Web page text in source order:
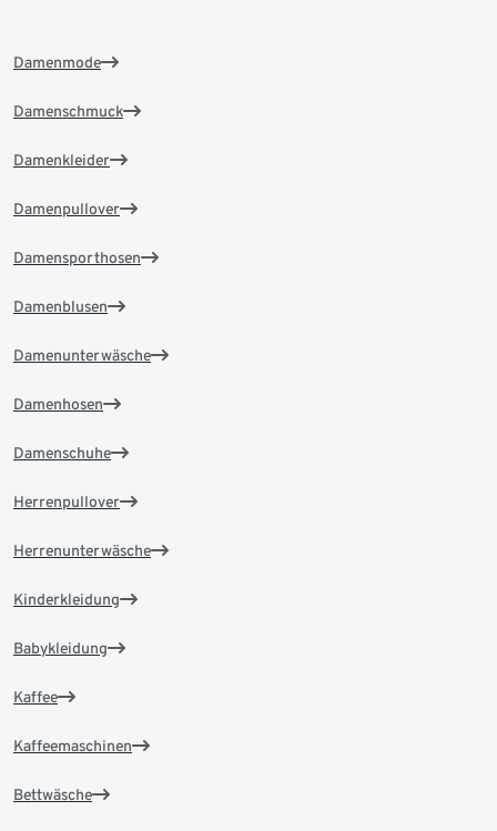
Damenmode
Damenschmuck
Damenkleider
Damenpullover
Damensporthosen
Damenblusen
Damenunterwäsche
Damenhosen
Damenschuhe
Herrenpullover
Herrenunterwäsche
Kinderkleidung
Babykleidung
Kaffee
Kaffeemaschinen
Bettwäsche